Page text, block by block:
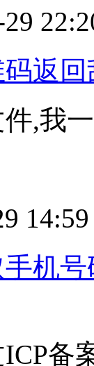
返回
,我
14:59
机
备